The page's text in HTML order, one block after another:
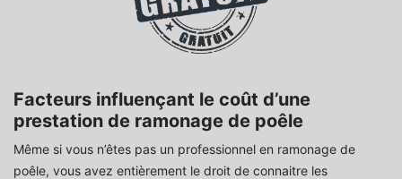
Facteurs influençant le coût d’une
prestation de ramonage de poêle
Même si vous n’êtes pas un professionnel en ramonage de
poêle, vous avez entièrement le droit de connaitre les